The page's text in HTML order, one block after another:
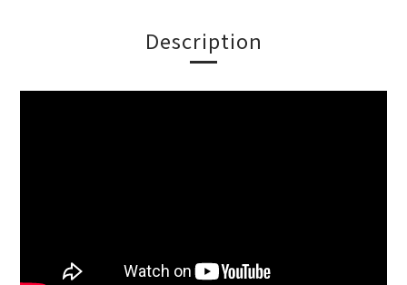
Description